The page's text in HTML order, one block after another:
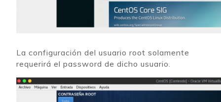
La configuración del usuario root solamente
requerirá el password de dicho usuario.